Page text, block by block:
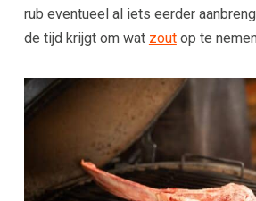
rub eventueel al iets eerder
de tijd krijgt om wat zoutop te